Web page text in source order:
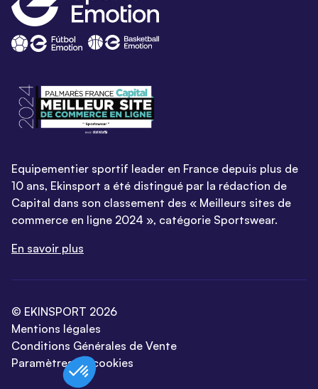
Equipementier sportif leader en France depuis plus de
10 ans, Ekinsport a été distingué par la rédaction de
Capital dans son classement des « Meilleurs sites de
commerce en ligne 2024 », catégorie Sportswear.
En savoir plus
© EKINSPORT 2026
Mentions légales
Conditions Générales de Vente
Paramètres de cookies